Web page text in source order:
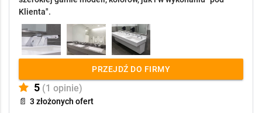
Klienta".
PRZEJDŹ DO FIRMY
5 (1 opinie)
📄 3 złożonych ofert